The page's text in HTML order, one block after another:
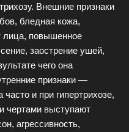
Внешние признаки
бледная кожа,
лица, повышенное
заострение ушей,
чего она
признаки —
и при гипертрихозе,
чертами выступают
агрессивность,